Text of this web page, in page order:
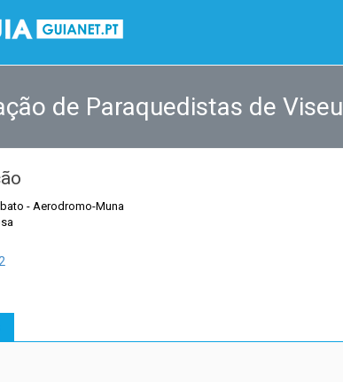
de Paraquedistas de Viseu
- Aerodromo-Muna